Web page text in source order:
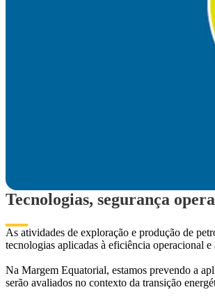
Tecnologias, segurança
As atividades de exploração e produção de
tecnologias aplicadas à eficiência operacional e
Na Margem Equatorial, estamos prevendo a
serão avaliados no contexto da transição